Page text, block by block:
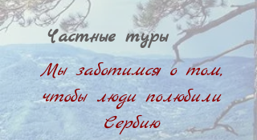
Мы заботимся о том,
чтобы люди полюбили
Сербию
Частные туры